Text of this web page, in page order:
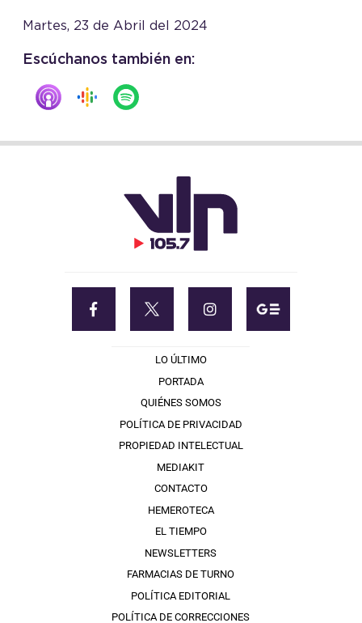
Martes, 23 de Abril del 2024
Escúchanos también en:
LO ÚLTIMO
PORTADA
QUIÉNES SOMOS
POLÍTICA DE PRIVACIDAD
PROPIEDAD INTELECTUAL
MEDIAKIT
CONTACTO
HEMEROTECA
EL TIEMPO
NEWSLETTERS
FARMACIAS DE TURNO
POLÍTICA EDITORIAL
POLÍTICA DE CORRECCIONES